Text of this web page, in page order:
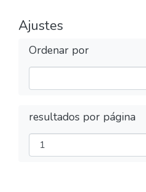
Ajustes
Ordenar por
resultados por página